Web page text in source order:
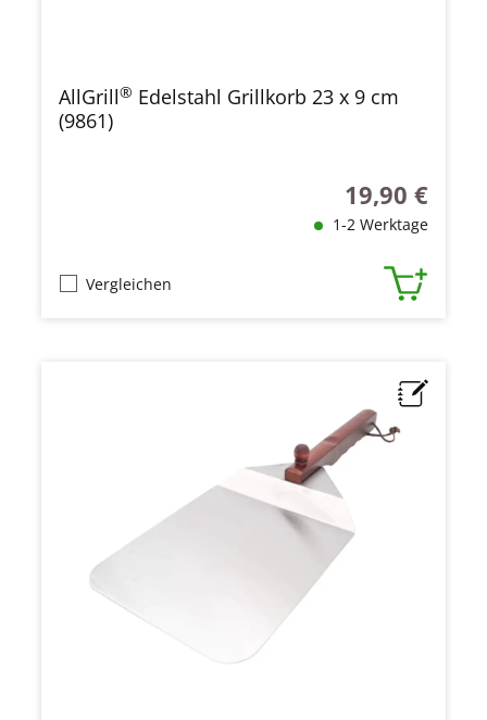
AllGrill® Edelstahl Grillkorb 23 x 9 cm
(9861)
Regulärer Preis:
19,90 €
1-2 Werktage
Vergleichen